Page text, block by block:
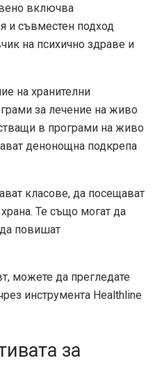
включва
и съвместен подход
на психично здраве и
на хранителни
за лечение на живо
в програми на живо
денонощна подкрепа
класове, да посещават
Те също могат да
повишат
можете да прегледате
инструмента Healthline
за